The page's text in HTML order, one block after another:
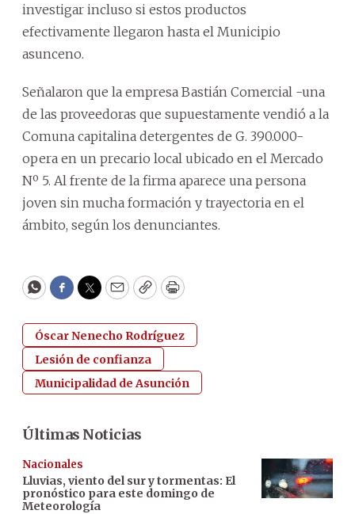
investigar incluso si estos productos
efectivamente llegaron hasta el Municipio
asunceno.
Señalaron que la empresa Bastián Comercial -una
de las proveedoras que supuestamente vendió a la
Comuna capitalina detergentes de G. 390.000-
opera en un precario local ubicado en el Mercado
Nº 5. Al frente de la firma aparece una persona
joven sin mucha formación y trayectoria en el
ámbito, según los denunciantes.
WhatsApp
Facebook
Twitter
EmailCopyPrint
Óscar Nenecho Rodríguez
Lesión de confianza
Municipalidad de Asunción
Últimas Noticias
Nacionales
Lluvias, viento del sur y tormentas: El
pronóstico para este domingo de
Meteorología